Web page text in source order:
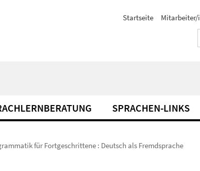
Startseite Mitarbeiter/
SPRACHEN-LINKS
für Fortgeschrittene : Deutsch als Fremdsprache